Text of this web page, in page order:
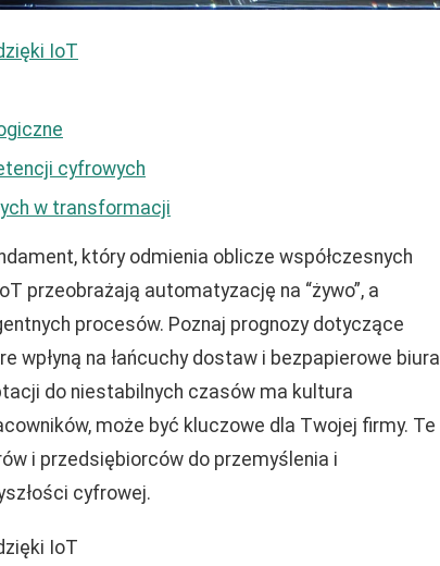
IoT
cyfrowych
w transformacji
który odmienia oblicze współczesnych
przeobrażają automatyzację na “żywo”, a
procesów. Poznaj prognozy dotyczące
wpłyną na łańcuchy dostaw i bezpapierowe
do niestabilnych czasów ma kultura
może być kluczowe dla Twojej firmy. Te
i przedsiębiorców do przemyślenia i
cyfrowej.
IoT